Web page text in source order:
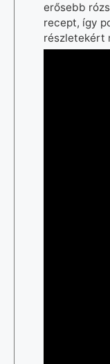
erősebb
recept, így
részletekért